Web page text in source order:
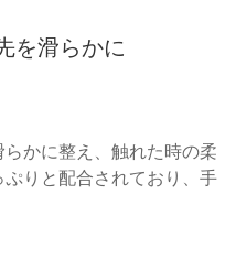
を滑らかに
かに整え、触れた時の柔
りと配合されており、手